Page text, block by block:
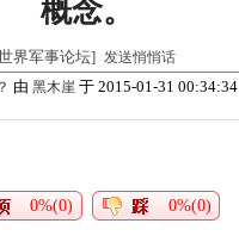
概念。
界军事论坛] 发送悄悄话
由 黑木崖 于 2015-01-31 00:34:34
0%(0) 0%(0)